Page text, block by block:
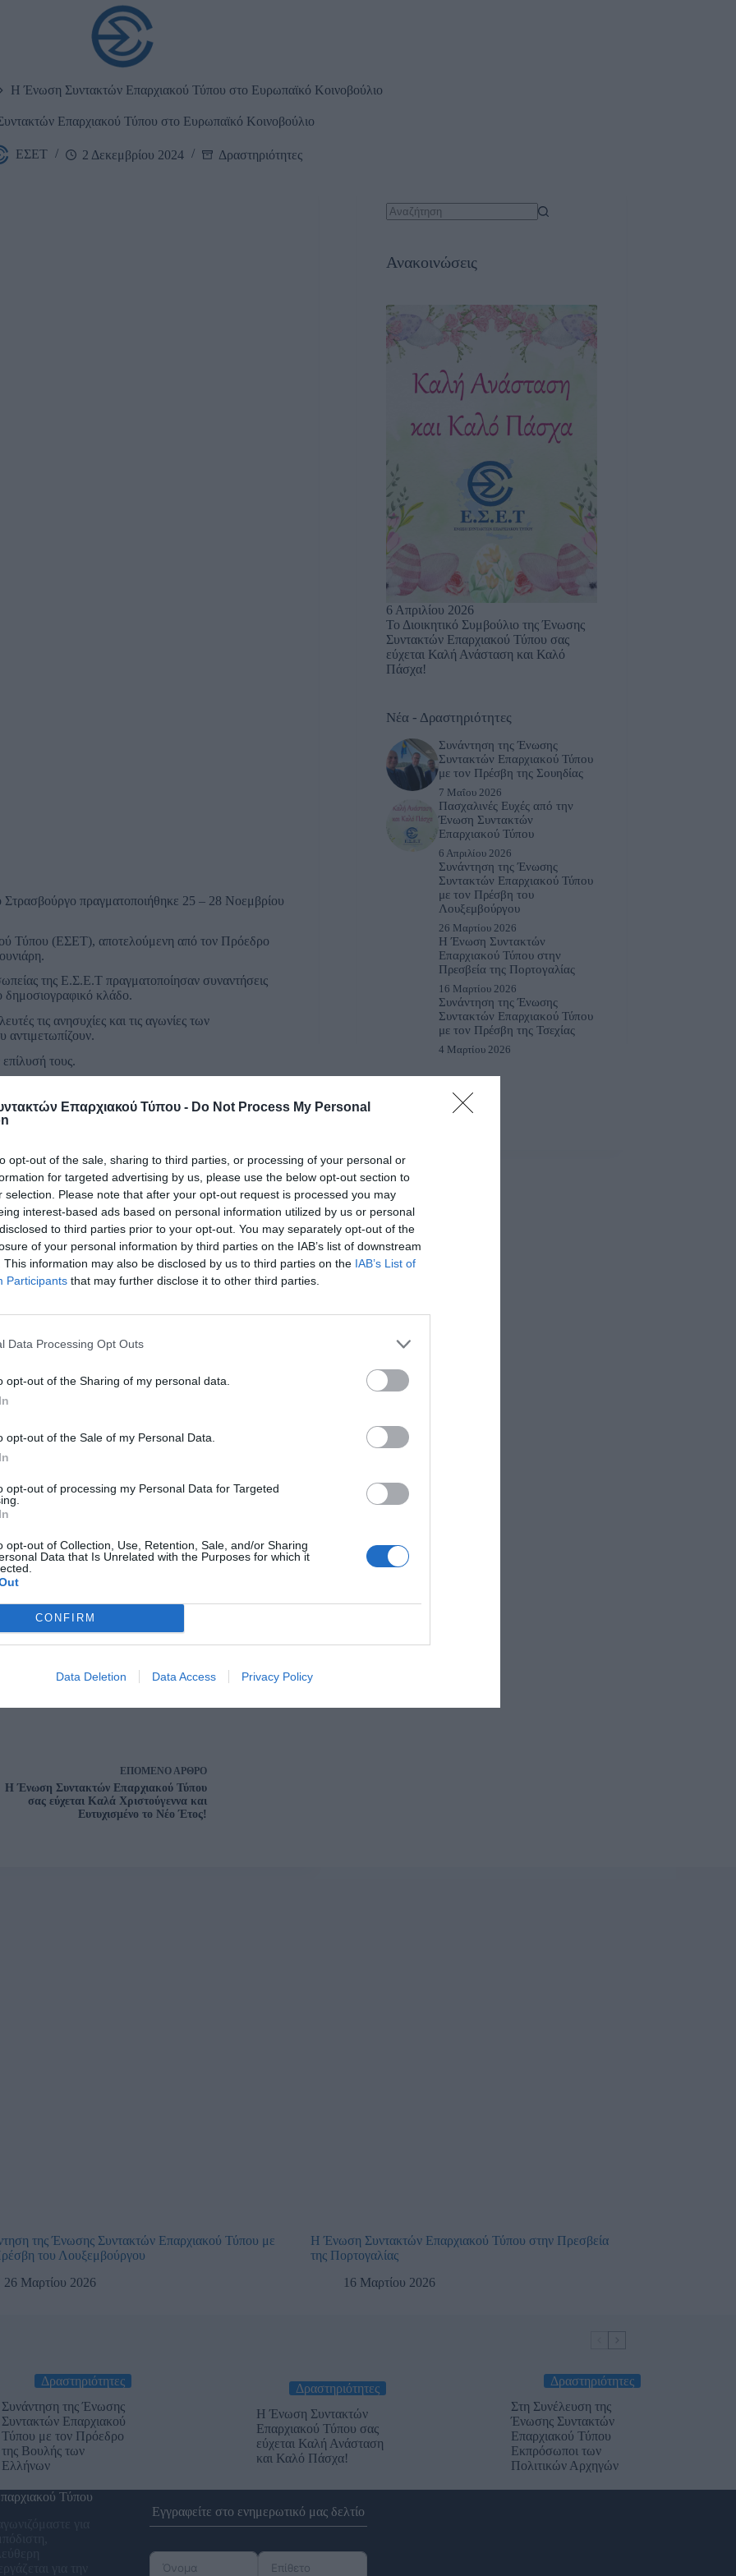
Επαρχιακού Τύπου - Do Not Process My Personal
opt-out of the sale, sharing to third parties, or processing of your personal or
for targeted advertising by us, please use the below opt-out section to
selection. Please note that after your opt-out request is processed you may
interest-based ads based on personal information utilized by us or personal
to third parties prior to your opt-out. You may separately opt-out of the
of your personal information by third parties on the IAB’s list of downstream
This information may also be disclosed by us to third parties on the IAB’s List of
Participants that may further disclose it to other third parties.
Data Processing Opt Outs
opt-out of the Sharing of my personal data.
opt-out of the Sale of my Personal Data.
opt-out of processing my Personal Data for Targeted
opt-out of Collection, Use, Retention, Sale, and/or Sharing
Data that Is Unrelated with the Purposes for which it
CONFIRM
Data Deletion Data Access Privacy Policy
Η Ένωση Συντακτών Επαρχιακού Τύπου στο Ευρωπαϊκό Κοινοβούλιο
Επαρχιακού Τύπου στο Ευρωπαϊκό Κοινοβούλιο
ΕΣΕΤ 2 Δεκεμβρίου 2024 Δραστηριότητες
Στρασβούργο πραγματοποιήθηκε 25 – 28 Νοεμβρίου
Τύπου (ΕΣΕΤ), αποτελούμενη από τον Πρόεδρο
της Ε.Σ.Ε.Τ πραγματοποίησαν συναντήσεις
δημοσιογραφικό κλάδο.
τις ανησυχίες και τις αγωνίες των
τους.
στην περιφέρεια για την ανάδειξη των
πραγματοποιηθούν, ώστε να ενισχυθεί το
συνεργασίας για την υλοποίηση δράσεων και
ΕΠΌΜΕΝΟΆΡΘΡΟ
Η Ένωση Συντακτών Επαρχιακού Τύπου
σας εύχεται Καλά Χριστούγεννα και
Ευτυχισμένο το Νέο Έτος!
Ανακοινώσεις
6 Απριλίου 2026
Το Διοικητικό Συμβούλιο της Ένωσης
Συντακτών Επαρχιακού Τύπου σας
εύχεται Καλή Ανάσταση και Καλό
Πάσχα!
Νέα - Δραστηριότητες
Συνάντηση της Ένωσης
Συντακτών Επαρχιακού Τύπου
με τον Πρέσβη της Σουηδίας
7 Μαΐου 2026
Πασχαλινές Ευχές από την
Ένωση Συντακτών
Επαρχιακού Τύπου
6 Απριλίου 2026
Συνάντηση της Ένωσης
Συντακτών Επαρχιακού Τύπου
με τον Πρέσβη του
Λουξεμβούργου
26 Μαρτίου 2026
Η Ένωση Συντακτών
Επαρχιακού Τύπου στην
Πρεσβεία της Πορτογαλίας
16 Μαρτίου 2026
Συνάντηση της Ένωσης
Συντακτών Επαρχιακού Τύπου
με τον Πρέσβη της Τσεχίας
4 Μαρτίου 2026
Εκδηλώσεις
της Ένωσης Συντακτών Επαρχιακού Τύπου με
του Λουξεμβούργου
26 Μαρτίου 2026
Η Ένωση Συντακτών Επαρχιακού Τύπου στην Πρεσβεία
της Πορτογαλίας
16 Μαρτίου 2026
Δραστηριότητες
Συνάντηση της Ένωσης
Συντακτών Επαρχιακού
Τύπου με τον Πρόεδρο
της Βουλής των
Ελλήνων
Δραστηριότητες
Η Ένωση Συντακτών
Επαρχιακού Τύπου σας
εύχεται Καλή Ανάσταση
και Καλό Πάσχα!
Δραστηριότητες
Στη Συνέλευση της
Ένωσης Συντακτών
Επαρχιακού Τύπου
Εκπρόσωποι των
Πολιτικών Αρχηγών
Τύπου
Εγγραφείτε στο ενημερωτικό μας δελτίο